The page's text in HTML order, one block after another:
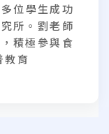
位學生成功
所。劉老師
積極參與食
教育